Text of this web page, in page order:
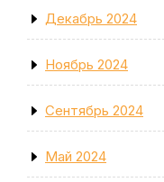
Декабрь 2024
Ноябрь 2024
Сентябрь 2024
Май 2024